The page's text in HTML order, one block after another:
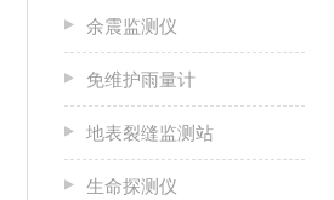
余震监测仪
免维护雨量计
地表裂缝监测站
生命探测仪